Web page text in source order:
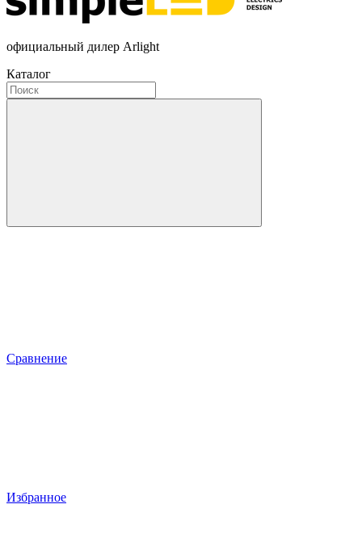
официальный дилер Arlight
Каталог
Сравнение
Избранное